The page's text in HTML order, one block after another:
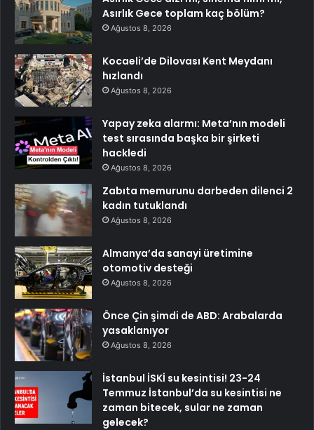
Asırlık Gece toplam kaç bölüm?
Ağustos 8, 2026
Kocaeli’de Dilovası Kent Meydanı
hızlandı
Ağustos 8, 2026
Yapay zeka alarmı: Meta’nın modeli
test sırasında başka bir şirketi
hackledi
Ağustos 8, 2026
Zabıta memurunu darbeden dilenci 2
kadın tutuklandı
Ağustos 8, 2026
Almanya’da sanayi üretimine
otomotiv desteği
Ağustos 8, 2026
Önce Çin şimdi de ABD: Arabalarda
yasaklanıyor
Ağustos 8, 2026
İstanbul İSKİ su kesintisi! 23-24
Temmuz İstanbul’da su kesintisi ne
zaman bitecek, sular ne zaman
gelecek?